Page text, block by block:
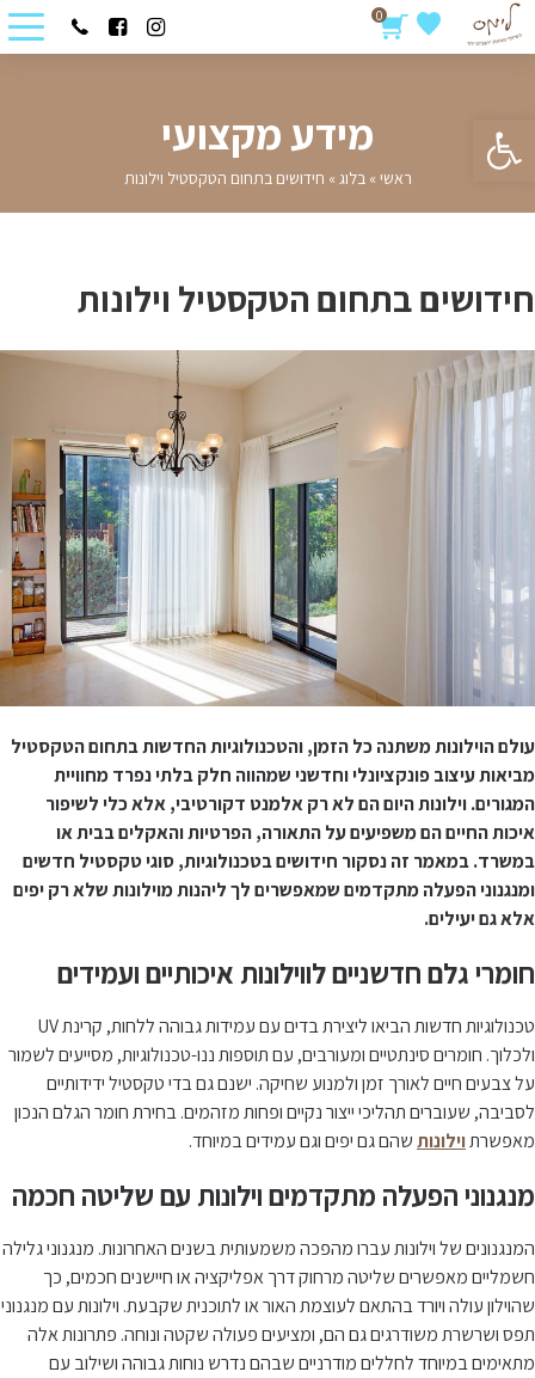
פתח סרגל נגישות
0
מידע מקצועי
ראשי »בלוג » חידושים בתחום הטקסטיל וילונות
חידושים בתחום הטקסטיל וילונות
עולם הוילונות משתנה כל הזמן, והטכנולוגיות החדשות בתחום הטקסטיל
מביאות עיצוב פונקציונלי וחדשני שמהווה חלק בלתי נפרד מחוויית
המגורים. וילונות היום הם לא רק אלמנט דקורטיבי, אלא כלי לשיפור
איכות החיים הם משפיעים על התאורה, הפרטיות והאקלים בבית או
במשרד. במאמר זה נסקור חידושים בטכנולוגיות, סוגי טקסטיל חדשים
ומנגנוני הפעלה מתקדמים שמאפשרים לך ליהנות מוילונות שלא רק יפים
אלא גם יעילים.
חומרי גלם חדשניים לווילונות איכותיים ועמידים
טכנולוגיות חדשות הביאו ליצירת בדים עם עמידות גבוהה ללחות, קרינת UV
ולכלוך. חומרים סינתטיים ומעורבים, עם תוספות ננו-טכנולוגיות, מסייעים לשמור
על צבעים חיים לאורך זמן ולמנוע שחיקה. ישנם גם בדי טקסטיל ידידותיים
לסביבה, שעוברים תהליכי ייצור נקיים ופחות מזהמים. בחירת חומר הגלם הנכון
מאפשרתוילונותשהם גם יפים וגם עמידים במיוחד.
מנגנוני הפעלה מתקדמים וילונות עם שליטה חכמה
המנגנונים של וילונות עברו מהפכה משמעותית בשנים האחרונות. מנגנוני גלילה
חשמליים מאפשרים שליטה מרחוק דרך אפליקציה או חיישנים חכמים, כך
שהוילון עולה ויורד בהתאם לעוצמת האור או לתוכנית שקבעת. וילונות עם מנגנוני
תפס ושרשרת משודרגים גם הם, ומציעים פעולה שקטה ונוחה. פתרונות אלה
מתאימים במיוחד לחללים מודרניים שבהם נדרש נוחות גבוהה ושילוב עם